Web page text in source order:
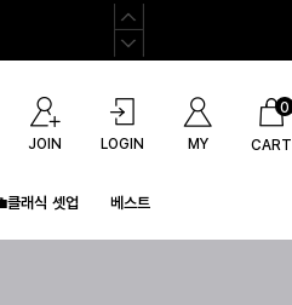
JOIN LOGIN MY CART
0
클래식 셋업 베스트